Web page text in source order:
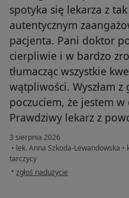
spotyka się lekarza z
autentycznym
pacjenta. Pani doktor
cierpliwie i w bardzo
tłumacząc wszystkie
wątpliwości. Wyszłam
poczuciem, że jestem
Prawdziwy lekarz z
3 sierpnia 2026
• lek. Anna Szkoda-Lewandowska •
tarczycy
• w opinii użytkownika Magdalena
zgłoś nadużycie